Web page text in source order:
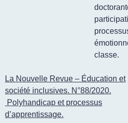
classe.
La Nouvelle Revue – Éducation et
société inclusives. N°88/2020.
Polyhandicap et processus
d’apprentissage.